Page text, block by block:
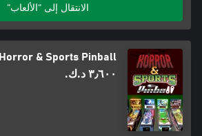
الانتقال إلى "الألعاب"
Horror & Sports Pinball
٣٫٦٠٠ د.ك.‏